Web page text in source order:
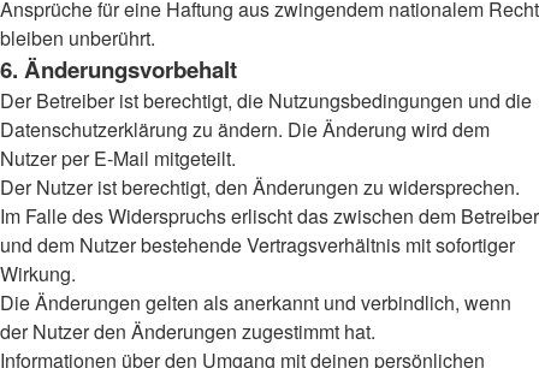
Ansprüche für eine Haftung aus zwingendem nationalem Recht
bleiben unberührt.
6. Änderungsvorbehalt
Der Betreiber ist berechtigt, die Nutzungsbedingungen und die
Datenschutzerklärung zu ändern. Die Änderung wird dem
Nutzer per E-Mail mitgeteilt.
Der Nutzer ist berechtigt, den Änderungen zu widersprechen.
Im Falle des Widerspruchs erlischt das zwischen dem Betreiber
und dem Nutzer bestehende Vertragsverhältnis mit sofortiger
Wirkung.
Die Änderungen gelten als anerkannt und verbindlich, wenn
der Nutzer den Änderungen zugestimmt hat.
Informationen über den Umgang mit deinen persönlichen